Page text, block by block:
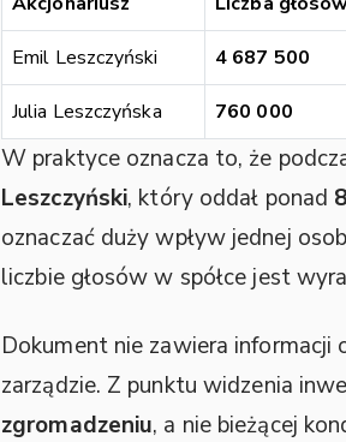
Emil Leszczyński 4 687 500
Julia Leszczyńska 760 000
W praktyce oznacza to, że
Leszczyński, który oddał ponad
oznaczać duży wpływ jednej
liczbie głosów w spółce jest
Dokument nie zawiera
zarządzie. Z punktu widzenia
zgromadzeniu, a nie bieżącej